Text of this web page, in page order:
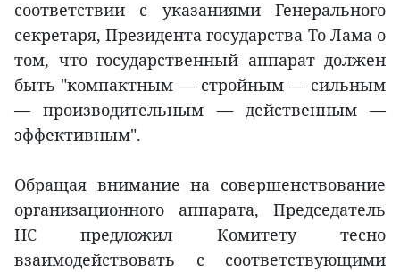
соответствии с указаниями Генерального
секретаря, Президента государства То Лама о
том, что государственный аппарат должен
быть "компактным — стройным — сильным
— производительным — действенным —
эффективным".
Обращая внимание на совершенствование
организационного аппарата, Председатель
НС предложил Комитету тесно
взаимодействовать с соответствующими